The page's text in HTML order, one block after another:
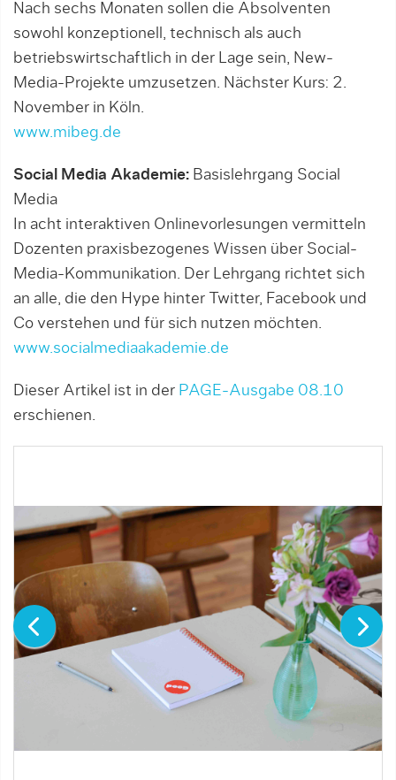
Nach sechs Monaten sollen die Absolventen
sowohl konzeptionell, technisch als auch
betriebswirtschaftlich in der Lage sein, New-
Media-Projekte umzusetzen. Nächster Kurs: 2.
November in Köln.
www.mibeg.de
Social Media Akademie: Basislehrgang Social
Media
In acht interaktiven Onlinevorlesungen vermitteln
Dozenten praxisbezogenes Wissen über Social-
Media-Kommunikation. Der Lehrgang richtet sich
an alle, die den Hype hinter Twitter, Facebook und
Co verstehen und für sich nutzen möchten.
www.socialmediaakademie.de
Dieser Artikel ist in der PAGE-Ausgabe 08.10
erschienen.